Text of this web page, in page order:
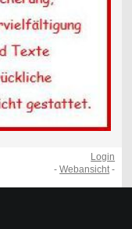
Login
-Webansicht-